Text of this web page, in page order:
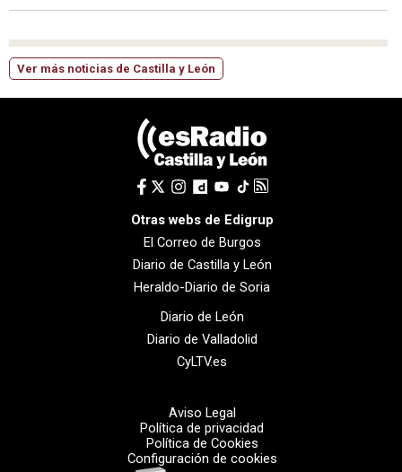
Ver más noticias de Castilla y León
Otras webs de Edigrup
El Correo de Burgos
Diario de Castilla y León
Heraldo-Diario de Soria
Diario de León
Diario de Valladolid
CyLTV.es
Aviso Legal
Política de privacidad
Política de Cookies
Configuración de cookies